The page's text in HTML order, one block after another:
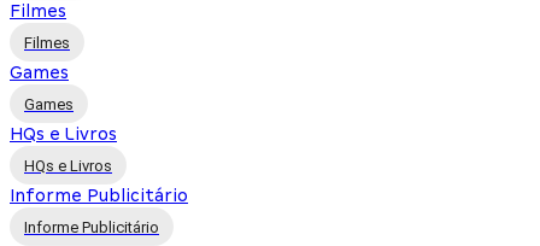
Filmes
Filmes
Games
Games
HQs e Livros
HQs e Livros
Informe Publicitário
Informe Publicitário